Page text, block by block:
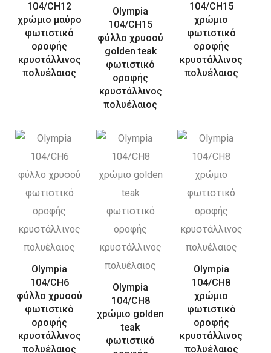
104/CH12
χρώμιο μαύρο
φωτιστικό
οροφής
κρυστάλλινος
πολυέλαιος
Olympia
104/CH15
φύλλο χρυσού
golden teak
φωτιστικό
οροφής
κρυστάλλινος
πολυέλαιος
104/CH15
χρώμιο
φωτιστικό
οροφής
κρυστάλλινος
πολυέλαιος
Olympia
104/CH6
φύλλο χρυσού
φωτιστικό
οροφής
κρυστάλλινος
πολυέλαιος
Olympia
104/CH8
χρώμιο golden
teak
φωτιστικό
Olympia
104/CH8
χρώμιο
φωτιστικό
οροφής
κρυστάλλινος
πολυέλαιος